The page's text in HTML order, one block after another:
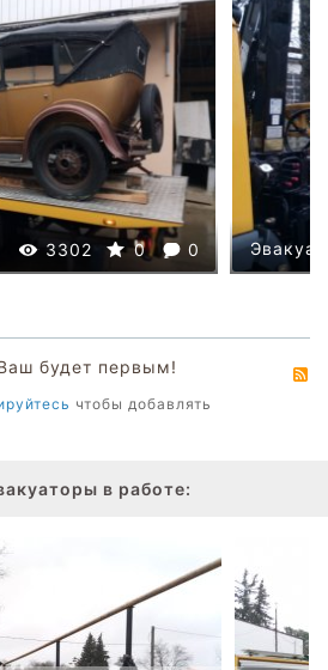
3302 0 0
будет первым!
чтобы добавлять
в работе: